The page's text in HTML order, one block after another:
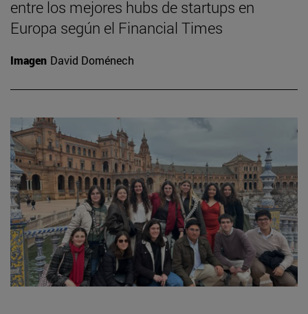
entre los mejores hubs de startups en
Europa según el Financial Times
Imagen David Doménech